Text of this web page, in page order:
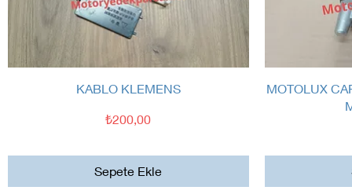
Hızlı Bakış
KABLO KLEMENS
Fiyat
₺200,00
Sepete Ekle
MOTOLUX